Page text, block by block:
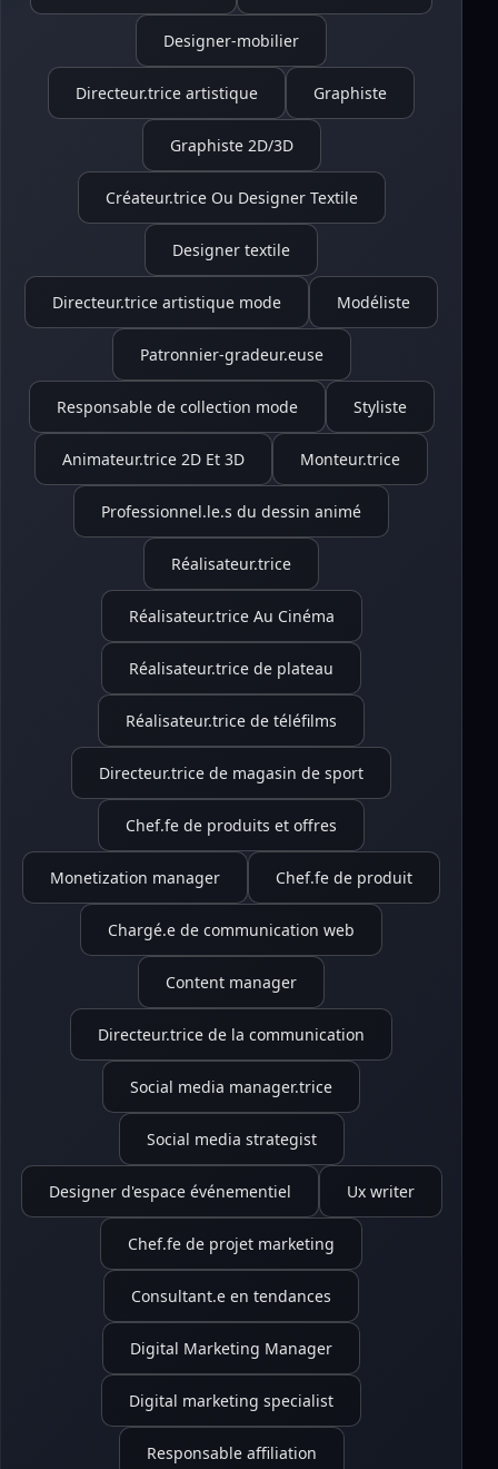
Designer-mobilier
Directeur.trice artistique Graphiste
Graphiste 2D/3D
Créateur.trice Ou Designer Textile
Designer textile
Directeur.trice artistique mode Modéliste
Patronnier-gradeur.euse
Responsable de collection mode Styliste
Animateur.trice 2D Et 3D Monteur.trice
Professionnel.le.s du dessin animé
Réalisateur.trice
Réalisateur.trice Au Cinéma
Réalisateur.trice de plateau
Réalisateur.trice de téléfilms
Directeur.trice de magasin de sport
Chef.fe de produits et offres
Monetization manager Chef.fe de produit
Chargé.e de communication web
Content manager
Directeur.trice de la communication
Social media manager.trice
Social media strategist
Designer d'espace événementiel Ux writer
Chef.fe de projet marketing
Consultant.e en tendances
Digital Marketing Manager
Digital marketing specialist
Responsable affiliation